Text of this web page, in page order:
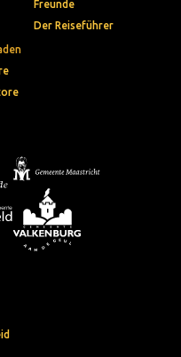
Freunde
Der Reiseführer